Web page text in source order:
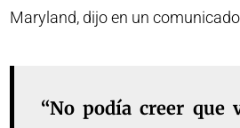
Maryland, dijo en un
“No podía creer que